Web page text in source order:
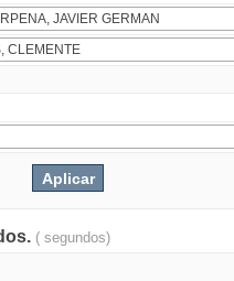
( segundos)